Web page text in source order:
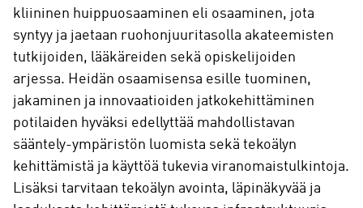
kliininen huippuosaaminen eli osaaminen, jota
syntyy ja jaetaan ruohonjuuritasolla akateemisten
tutkijoiden, lääkäreiden sekä opiskelijoiden
arjessa. Heidän osaamisensa esille tuominen,
jakaminen ja innovaatioiden jatkokehittäminen
potilaiden hyväksi edellyttää mahdollistavan
sääntely-ympäristön luomista sekä tekoälyn
kehittämistä ja käyttöä tukevia viranomaistulkintoja.
Lisäksi tarvitaan tekoälyn avointa, läpinäkyvää ja